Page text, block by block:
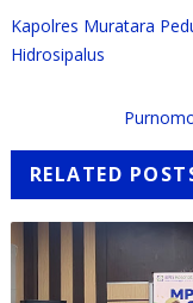
Kapolres Muratara
Hidrosipalus
RELATED